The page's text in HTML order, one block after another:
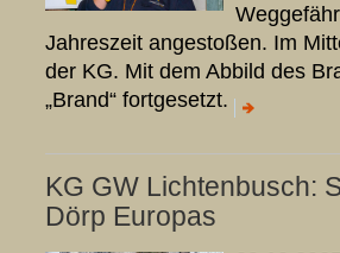
Jahreszeit angestoßen. Im
der KG. Mit dem Abbild des
„Brand“ fortgesetzt.
KG GW Lichtenbusch:
Dörp Europas